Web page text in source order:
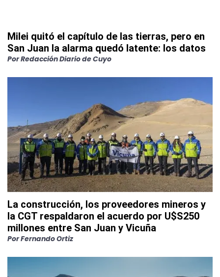
Milei quitó el capítulo de las tierras, pero en
San Juan la alarma quedó latente: los datos
PorRedacción Diario de Cuyo
La construcción, los proveedores mineros y
la CGT respaldaron el acuerdo por U$S250
millones entre San Juan y Vicuña
PorFernando Ortiz